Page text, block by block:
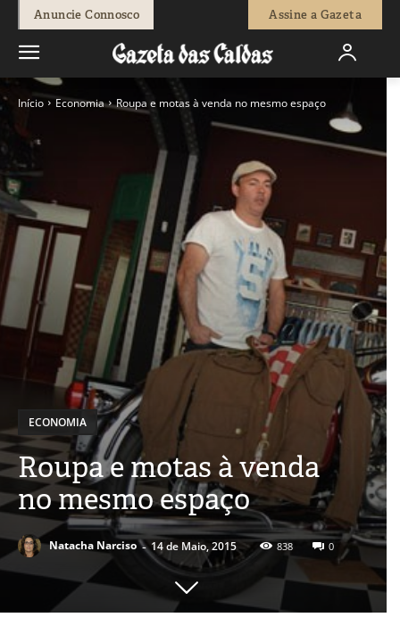
Anuncie Connosco Assine a Gazeta
Início Economia Roupa e motas à venda no mesmo espaço
ECONOMIA
Roupa e motas à venda
no mesmo espaço
Natacha Narciso - 14 de Maio, 2015 838 0